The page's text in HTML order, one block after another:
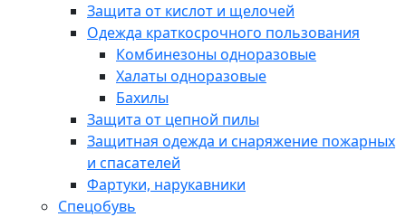
Защита от кислот и щелочей
Одежда краткосрочного пользования
Комбинезоны одноразовые
Халаты одноразовые
Бахилы
Защита от цепной пилы
Защитная одежда и снаряжение пожарных
и спасателей
Фартуки, нарукавники
Спецобувь